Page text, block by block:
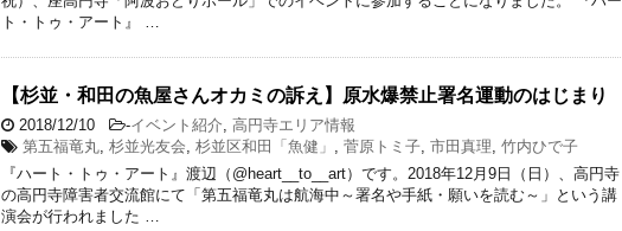
ト・トゥ・アート』 …
【杉並・和田の魚屋さんオカミの訴え】原水爆禁止署名運動のはじまり
2018/12/10 -イベント紹介, 高円寺エリア情報
第五福竜丸, 杉並光友会, 杉並区和田「魚健」 , 菅原トミ子, 市田真理, 竹内ひで子
『ハート・トゥ・アート』渡辺（@heart__to__art）です。2018年12月9日（日）、高円寺
の高円寺障害者交流館にて「第五福竜丸は航海中～署名や手紙・願いを読む～」という講
演会が行われました …